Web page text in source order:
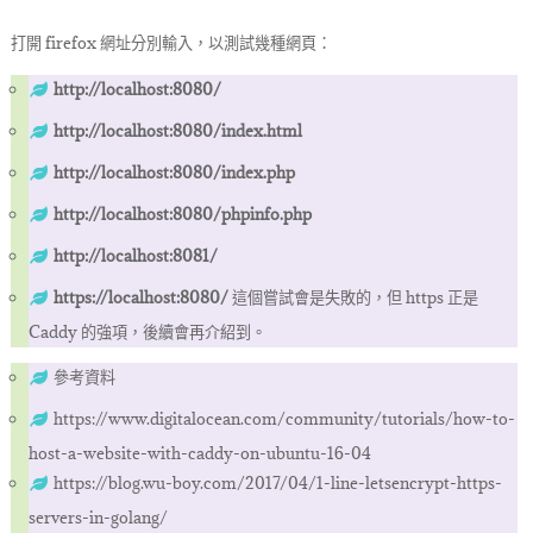
打開 firefox 網址分別輸入，以測試幾種網頁：
http://localhost:8080/
http://localhost:8080/index.html
http://localhost:8080/index.php
http://localhost:8080/phpinfo.php
http://localhost:8081/
https://localhost:8080/這個嘗試會是失敗的，但 https 正是
Caddy 的強項，後續會再介紹到。
參考資料
https://www.digitalocean.com/community/tutorials/how-to-
host-a-website-with-caddy-on-ubuntu-16-04
https://blog.wu-boy.com/2017/04/1-line-letsencrypt-https-
servers-in-golang/